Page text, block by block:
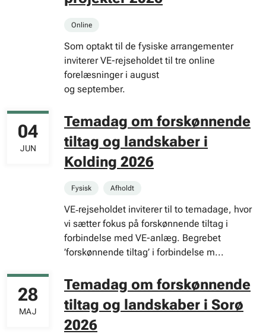
Online
Som optakt til de fysiske arrangementer
inviterer VE-rejseholdet til tre online
forelæsninger i august
og september.
Temadag om forskønnende
tiltag og landskaber i
Kolding 2026
04
JUN
Fysisk Afholdt
VE‑rejseholdet inviterer til to temadage, hvor
vi sætter fokus på forskønnende tiltag i
forbindelse med VE-anlæg. Begrebet
’forskønnende tiltag’ i forbindelse m...
Temadag om forskønnende
tiltag og landskaber i Sorø
2026
28
MAJ